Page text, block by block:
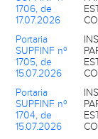
1706, de
17.07.2026
Portaria
SUPFINF nº
1705, de
15.07.2026
Portaria
SUPFINF nº
1704, de
15.07.2026